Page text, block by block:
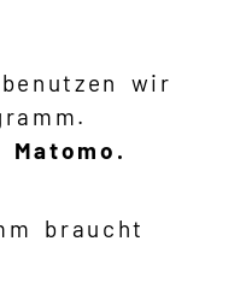
wir
Matomo.
braucht